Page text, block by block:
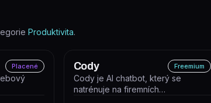
Produktivita.
Placené Cody Freemium
Cody je AI chatbot, který se
natrénuje na firemních